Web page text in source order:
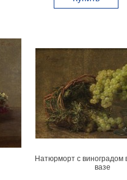
Натюрморт с виноградом
вазе